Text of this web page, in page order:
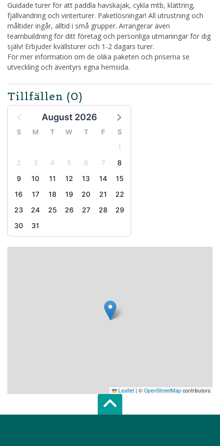
Guidade turer för att paddla havskajak, cykla mtb, klättring,
fjällvandring och vinterturer. Paketlösningar! All utrustning och
måltider ingår, alltid i små grupper. Arrangerar även
teambuildning för ditt företag och personliga utmaningar för dig
själv! Erbjuder kvällsturer och 1-2 dagars turer.
För mer information om de olika paketen och priserna se
utveckling och äventyrs egna hemsida.
Tillfällen (0)
August 2026
S M T W T F
S
1
2
3 4 5 6 7
8
9
10 11 12 13 14
15
16
17 18 19 20 21
22
23
24 25 26 27 28
29
30
31
Leaflet | © OpenStreetMap contributors
Scroll top of